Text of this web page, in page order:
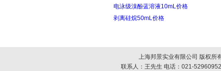
电泳级溴酚蓝溶液10mL价格
剥离硅烷50mL价格
上海邦景实业有限公司 版权所
联系人：王先生 电话：021-